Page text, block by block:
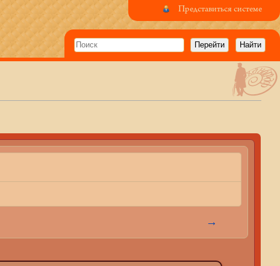
→
Представиться системе